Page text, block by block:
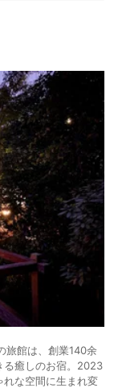
旅館は、創業140余
る癒しのお宿。2023
な空間に生まれ変